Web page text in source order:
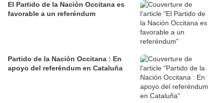
El Partido de la Nación Occitana es
favorable a un referéndum
Partido de la Nación Occitana : En
apoyo del referéndum en Cataluña